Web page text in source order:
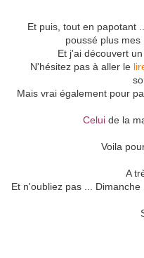
Et puis, tout en papotant
poussé plus mes
Et j'ai découvert
N'hésitez pas à aller le
Mais vrai également pour
Celuide la
Voila
A
Et n'oubliez pas ...